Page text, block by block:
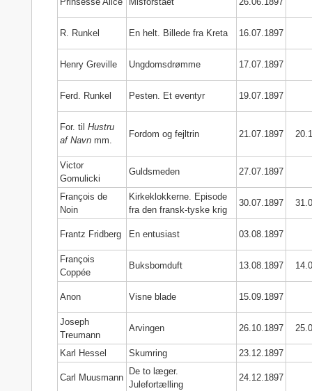
R. Runkel En helt. Billede fra Kreta 16.07.1897
Henry Greville Ungdomsdrømme 17.07.1897
Ferd. Runkel Pesten. Et eventyr 19.07.1897
For. tilHustru
af Navn mm.
Fordom og fejltrin 21.07.1897
Victor
Gomulicki
Guldsmeden 27.07.1897
François de
Noin
Kirkeklokkerne. Episode
fra den fransk-tyske krig
30.07.1897
Frantz Fridberg En entusiast 03.08.1897
François
Coppée
Buksbomduft 13.08.1897
Anon Visne blade 15.09.1897
Joseph
Treumann
Arvingen 26.10.1897
Karl Hessel Skumring 23.12.1897
Carl Muusmann
De to læger.
Julefortælling
24.12.1897